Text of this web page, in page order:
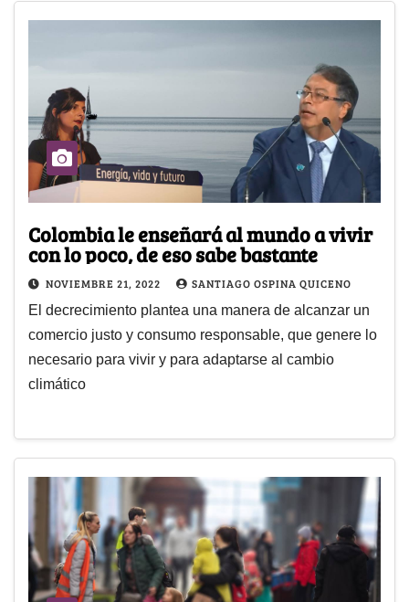
Colombia le enseñará al mundo a vivir
con lo poco, de eso sabe bastante
NOVIEMBRE 21, 2022 SANTIAGO OSPINA QUICENO
El decrecimiento plantea una manera de alcanzar un
comercio justo y consumo responsable, que genere lo
necesario para vivir y para adaptarse al cambio
climático